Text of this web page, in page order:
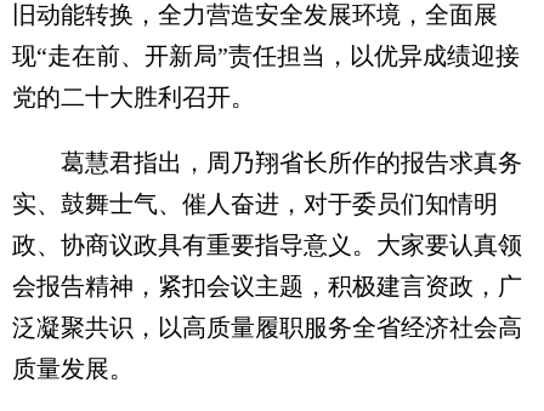
旧动能转换，全力营造安全发展环境，全面展
现“走在前、开新局”责任担当，以优异成绩迎接
党的二十大胜利召开。
葛慧君指出，周乃翔省长所作的报告求真务
实、鼓舞士气、催人奋进，对于委员们知情明
政、协商议政具有重要指导意义。大家要认真领
会报告精神，紧扣会议主题，积极建言资政，广
泛凝聚共识，以高质量履职服务全省经济社会高
质量发展。